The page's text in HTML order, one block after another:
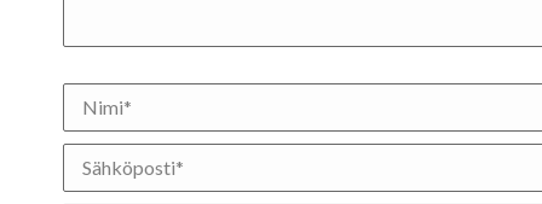
Nimi *
Sähköposti *